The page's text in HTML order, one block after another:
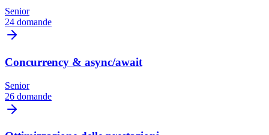
Senior
24 domande
Concurrency & async/await
Senior
26 domande